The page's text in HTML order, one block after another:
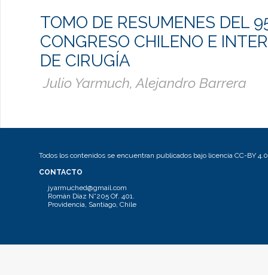
TOMO DE RESUMENES DEL
CONGRESO CHILENO E
DE CIRUGÍA
Julio Yarmuch, Alejandro Barrera
Todos los contenidos se encuentran publicados bajo licencia CC-BY 4.0
CONTACTO
jyarmuched@gmail.com
Román Díaz N°205 Of. 401.
Providencia, Santiago, Chile